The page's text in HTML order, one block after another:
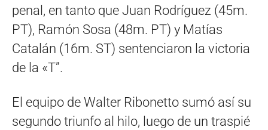
penal, en tanto que Juan Rodríguez (45m.
PT), Ramón Sosa (48m. PT) y Matías
Catalán (16m. ST) sentenciaron la victoria
de la «T”.
El equipo de Walter Ribonetto sumó así su
segundo triunfo al hilo, luego de un traspié